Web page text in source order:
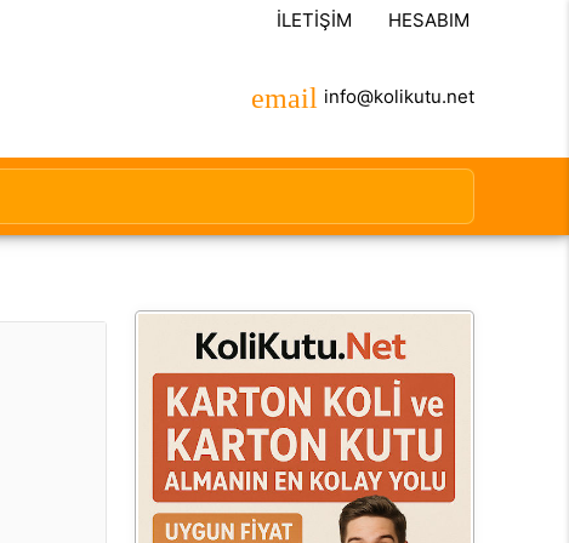
İLETIŞIM HESABIM
info@kolikutu.net